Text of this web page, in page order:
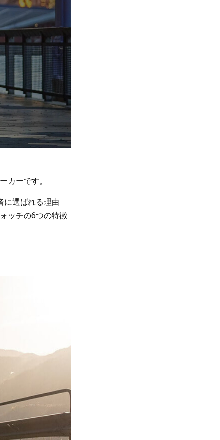
カーです。
に選ばれる理由
ッチの6つの特徴